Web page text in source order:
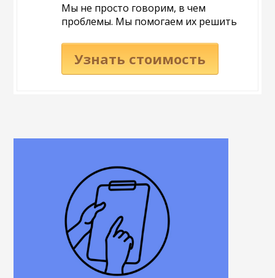
Мы не просто говорим, в чем
проблемы. Мы помогаем их решить
Узнать стоимость